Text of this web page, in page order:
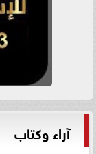
آراء وكتاب